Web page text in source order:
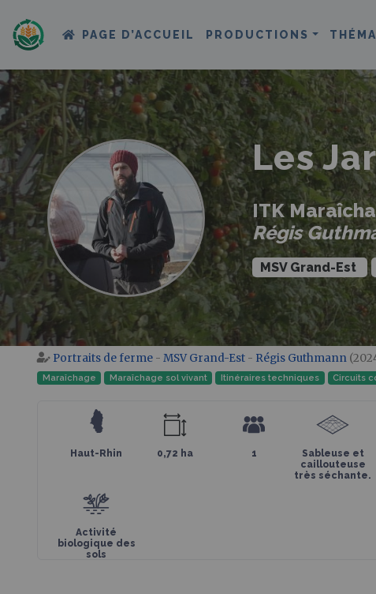
PAGE D’ACCUEIL PRODUCTIONS
Les
ITK
Régis
MSV Grand-Est
Aller à :navigation,rechercher
Portraits de ferme - MSV Grand-Est - Régis Guthmann
Maraîchage Maraîchage sol vivant Itinéraires techniques Circuits
Haut-Rhin 0,72 ha 1
Sableuse et
caillouteuse
très séchante.
Activité
biologique des
sols